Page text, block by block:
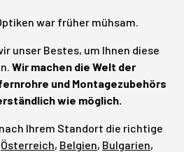
war früher mühsam.
unser Bestes, um Ihnen diese
Wir machen die Welt der
und Montagezubehörs
wie möglich.
Ihrem Standort die richtige
Österreich, Belgien, Bulgarien,